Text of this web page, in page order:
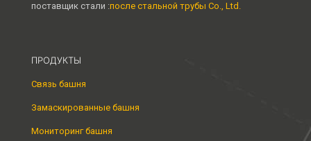
поставщик стали :после стальной трубы Co., Ltd.
ПРОДУКТЫ
Связь башня
Замаскированные башня
Мониторинг башня